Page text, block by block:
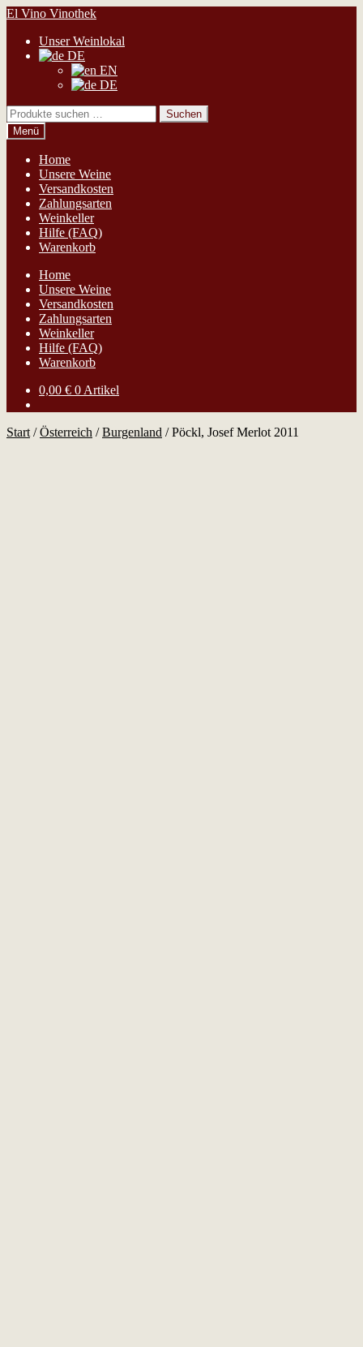
Zur
springen
Zum
springen
El Vino Vinothek
Unser Weinlokal
DE
EN
DE
Suchen
nach:
Suchen
Menü
Home
Unsere Weine
Versandkosten
Zahlungsarten
Weinkeller
Hilfe (FAQ)
Warenkorb
Home
Unsere Weine
Versandkosten
Zahlungsarten
Weinkeller
Hilfe (FAQ)
Warenkorb
0,00 € 0 Artikel
Start /Österreich /Burgenland /Pöckl, Josef Merlot 2011